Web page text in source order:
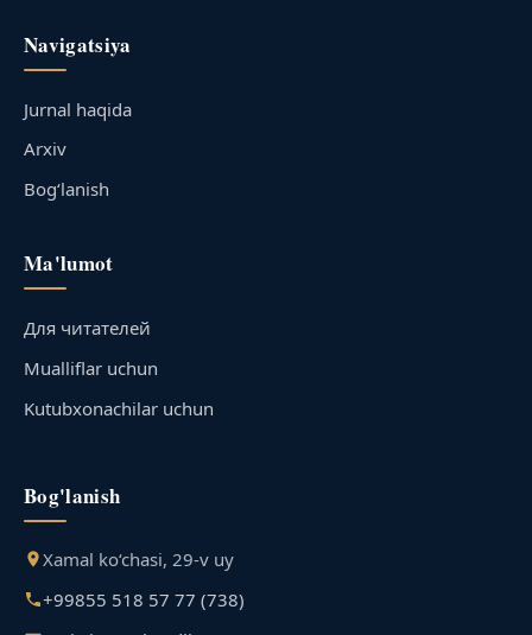
Navigatsiya
Jurnal haqida
Arxiv
Bog‘lanish
Ma'lumot
Для читателей
Mualliflar uchun
Kutubxonachilar uchun
Bog'lanish
Xamal ko‘chasi, 29-v uy
+99855 518 57 77 (738)